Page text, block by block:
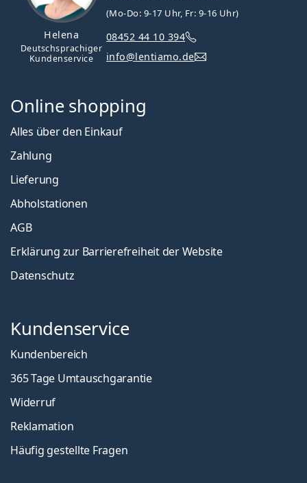
Helena
Deutschsprachiger
Kundenservice
(Mo-Do: 9-17 Uhr, Fr: 9-16 Uhr)
08452 44 10 394
info@lentiamo.de
Online shopping
Alles über den Einkauf
Zahlung
Lieferung
Abholstationen
AGB
Erklärung zur Barrierefreiheit der Website
Datenschutz
Kundenservice
Kundenbereich
365 Tage Umtauschgarantie
Widerruf
Reklamation
Häufig gestellte Fragen